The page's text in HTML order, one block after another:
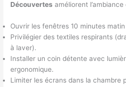
Découvertes améliorent l’ambiance
Ouvrir les fenêtres 10 minutes
Privilégier des textiles respirants
à laver).
Installer un coin détente avec
ergonomique.
Limiter les écrans dans la chambre